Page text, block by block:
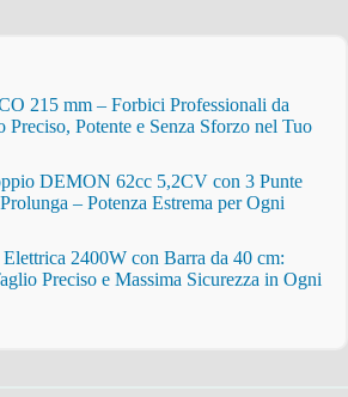
215 mm – Forbici Professionali da
Preciso, Potente e Senza Sforzo nel Tuo
DEMON 62cc 5,2CV con 3 Punte
– Potenza Estrema per Ogni
2400W con Barra da 40 cm:
Preciso e Massima Sicurezza in Ogni